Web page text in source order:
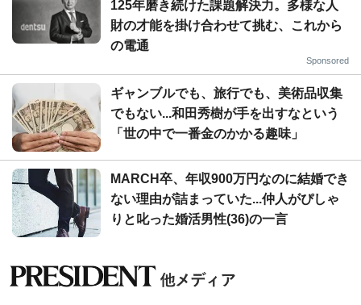
125年磨き続けた課題解決力。多様な人
財の才能を掛け合わせて挑む、これから
の電通
Sponsored
ギャンブルでも、旅行でも、美術品収集
でもない...和田秀樹が手を出すなという
「世の中で一番金のかかる趣味」
MARCH卒、年収900万円なのに結婚でき
ない理由が詰まっていた...仲人がぴしゃ
りと叱った婚活男性(36)の一言